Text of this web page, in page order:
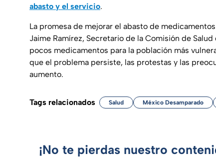
abasto y el servicio.
La promesa de mejorar el abasto de
Jaime Ramírez, Secretario de la Comisión de
pocos medicamentos para la población más
que el problema persiste, las protestas y las
aumento.
Tags relacionados Salud México Desamparado
¡No te pierdas nuestro